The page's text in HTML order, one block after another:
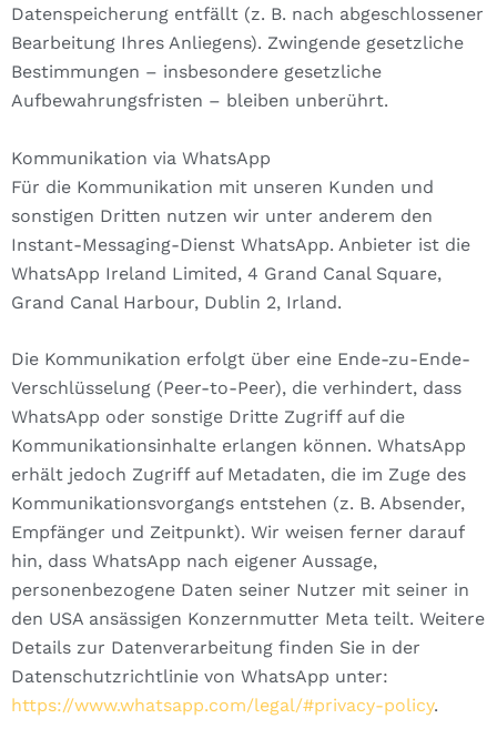
Datenspeicherung entfällt (z. B. nach abgeschlossener
Bearbeitung Ihres Anliegens). Zwingende gesetzliche
Bestimmungen – insbesondere gesetzliche
Aufbewahrungsfristen – bleiben unberührt.
Kommunikation via WhatsApp
Für die Kommunikation mit unseren Kunden und
sonstigen Dritten nutzen wir unter anderem den
Instant-Messaging-Dienst WhatsApp. Anbieter ist die
WhatsApp Ireland Limited, 4 Grand Canal Square,
Grand Canal Harbour, Dublin 2, Irland.
Die Kommunikation erfolgt über eine Ende-zu-Ende-
Verschlüsselung (Peer-to-Peer), die verhindert, dass
WhatsApp oder sonstige Dritte Zugriff auf die
Kommunikationsinhalte erlangen können. WhatsApp
erhält jedoch Zugriff auf Metadaten, die im Zuge des
Kommunikationsvorgangs entstehen (z. B. Absender,
Empfänger und Zeitpunkt). Wir weisen ferner darauf
hin, dass WhatsApp nach eigener Aussage,
personenbezogene Daten seiner Nutzer mit seiner in
den USA ansässigen Konzernmutter Meta teilt. Weitere
Details zur Datenverarbeitung finden Sie in der
Datenschutzrichtlinie von WhatsApp unter:
https://www.whatsapp.com/legal/#privacy-policy.